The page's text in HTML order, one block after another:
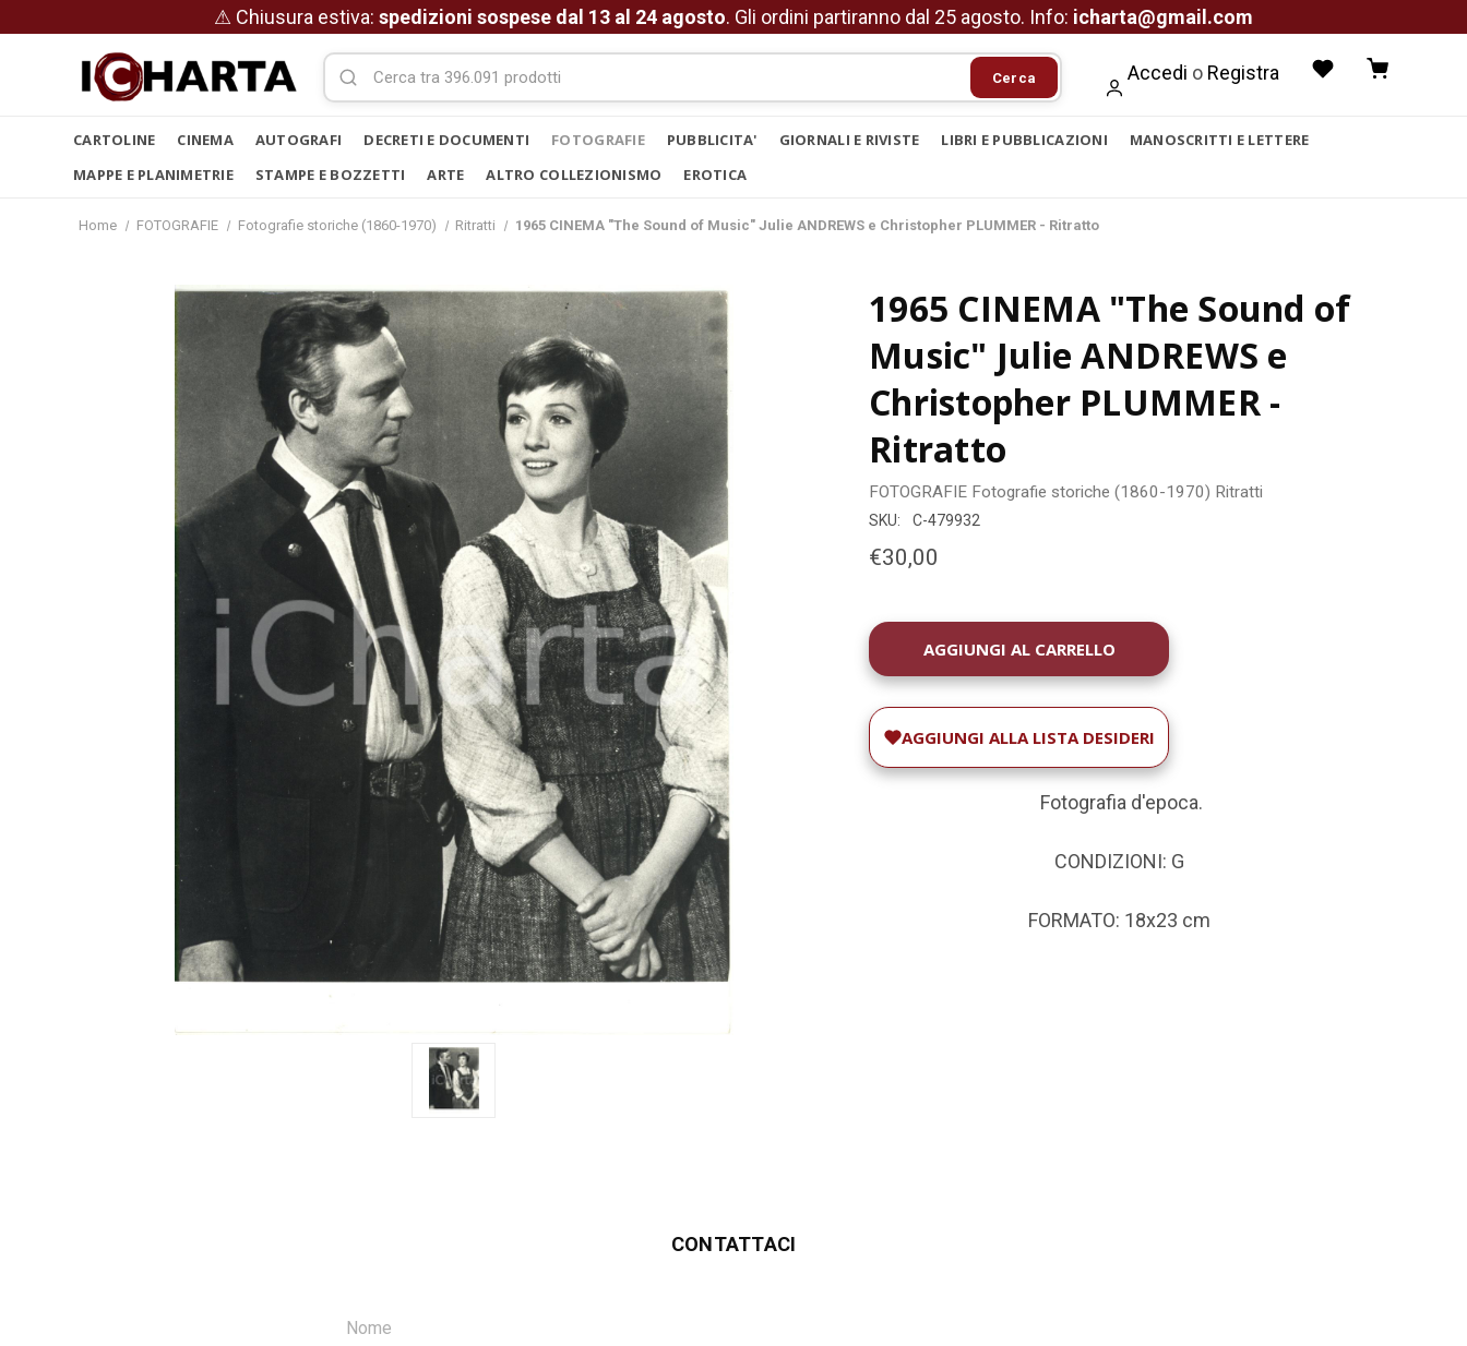
⚠ Chiusura estiva: spedizioni sospese dal 13 al 24 agosto. Gli ordini partiranno dal 25 agosto. Info: icharta@gmail.com
Cerca Accedi o Registra
CARTOLINE CINEMA AUTOGRAFI DECRETI E DOCUMENTI FOTOGRAFIE PUBBLICITA' GIORNALI E RIVISTE LIBRI E PUBBLICAZIONI
MANOSCRITTI E LETTERE
MAPPE E PLANIMETRIE
STAMPE E BOZZETTI ARTE ALTRO COLLEZIONISMO EROTICA
Home FOTOGRAFIE Fotografie storiche (1860-1970) Ritratti 1965 CINEMA "The Sound of Music" Julie ANDREWS e Christopher PLUMMER - Ritratto
1965 CINEMA "The Sound of
Music" Julie ANDREWS e
Christopher PLUMMER -
Ritratto
FOTOGRAFIE Fotografie storiche (1860-1970) Ritratti
SKU: C-479932
€30,00
DISPONIBILITÀ
ATTUALE:
AGGIUNGI ALLA LISTA DESIDERI
Fotografia d'epoca.
CONDIZIONI: G
FORMATO: 18x23 cm
CONTATTACI
Nome